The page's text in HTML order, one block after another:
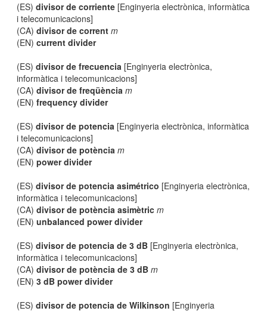
(ES)divisor de corriente [Enginyeria electrònica, informàtica
i telecomunicacions]
(CA)divisor de corrent m
(EN)current divider
(ES)divisor de frecuencia [Enginyeria electrònica,
informàtica i telecomunicacions]
(CA)divisor de freqüència m
(EN)frequency divider
(ES)divisor de potencia [Enginyeria electrònica, informàtica
i telecomunicacions]
(CA)divisor de potència m
(EN)power divider
(ES)divisor de potencia asimétrico [Enginyeria electrònica,
informàtica i telecomunicacions]
(CA)divisor de potència asimètric m
(EN)unbalanced power divider
(ES)divisor de potencia de 3 dB [Enginyeria electrònica,
informàtica i telecomunicacions]
(CA)divisor de potència de 3 dB m
(EN)3 dB power divider
(ES)divisor de potencia de Wilkinson [Enginyeria